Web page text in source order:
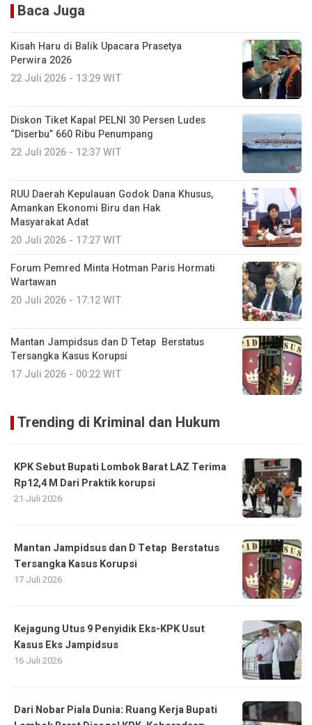
Baca Juga
Kisah Haru di Balik Upacara Prasetya
Perwira 2026
22 Juli 2026 - 13:29 WIT
Diskon Tiket Kapal PELNI 30 Persen Ludes
“Diserbu” 660 Ribu Penumpang
22 Juli 2026 - 12:37 WIT
RUU Daerah Kepulauan Godok Dana Khusus,
Amankan Ekonomi Biru dan Hak
Masyarakat Adat
20 Juli 2026 - 17:27 WIT
Forum Pemred Minta Hotman Paris Hormati
Wartawan
20 Juli 2026 - 17:12 WIT
Mantan Jampidsus dan D Tetap Berstatus
Tersangka Kasus Korupsi
17 Juli 2026 - 00:22 WIT
Trending di Kriminal dan Hukum
KPK Sebut Bupati Lombok Barat LAZ Terima
Rp12,4 M Dari Praktik korupsi
21 Juli 2026
Mantan Jampidsus dan D Tetap Berstatus
Tersangka Kasus Korupsi
17 Juli 2026
Kejagung Utus 9 Penyidik Eks-KPK Usut
Kasus Eks Jampidsus
16 Juli 2026
Dari Nobar Piala Dunia: Ruang Kerja Bupati